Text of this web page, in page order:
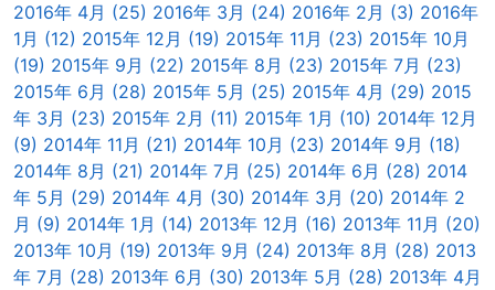
2016年 4月 (25) 2016年 3月 (24) 2016年 2月 (3) 2016年
1月 (12) 2015年 12月 (19) 2015年 11月 (23) 2015年 10月
(19) 2015年 9月 (22) 2015年 8月 (23) 2015年 7月 (23)
2015年 6月 (28) 2015年 5月 (25) 2015年 4月 (29) 2015
年 3月 (23) 2015年 2月 (11) 2015年 1月 (10) 2014年 12月
(9) 2014年 11月 (21) 2014年 10月 (23) 2014年 9月 (18)
2014年 8月 (21) 2014年 7月 (25) 2014年 6月 (28) 2014
年 5月 (29) 2014年 4月 (30) 2014年 3月 (20) 2014年 2
月 (9) 2014年 1月 (14) 2013年 12月 (16) 2013年 11月 (20)
2013年 10月 (19) 2013年 9月 (24) 2013年 8月 (28) 2013
年 7月 (28) 2013年 6月 (30) 2013年 5月 (28) 2013年 4月